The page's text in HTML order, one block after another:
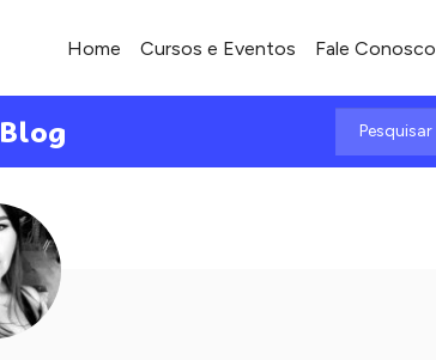
Home Cursos e Eventos Fale Conosco
Blog